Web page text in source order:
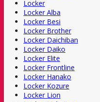
Locker
Locker Alba
Locker Besi
Locker Brother
Locker Daichiban
Locker Daiko
Locker Elite
Locker Frontline
Locker Hanako
Locker Kozure
Locker Lion